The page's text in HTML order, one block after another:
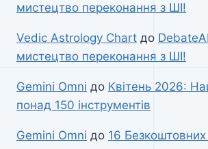
мистецтво переконання з ШІ!
Vedic Astrology Chart до
мистецтво переконання з ШІ!
Gemini Omni до Квітень 2026:
понад 150 інструментів
Gemini Omni до 16 Безкоштовних